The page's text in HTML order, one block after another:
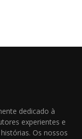
dedicado à
experientes e
Os nossos